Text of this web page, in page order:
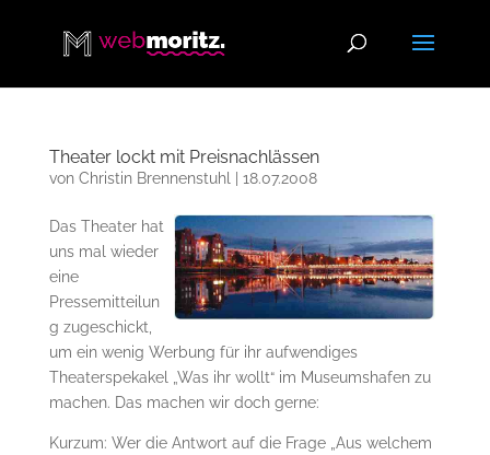
Theater lockt mit Preisnachlässen
von Christin Brennenstuhl 18.07.2008
Das Theater hat
uns mal wieder
eine
Pressemitteilun
g zugeschickt,
um ein wenig Werbung für ihr aufwendiges
Theaterspekakel „Was ihr wollt“ im Museumshafen zu
machen. Das machen wir doch gerne:
Kurzum: Wer die Antwort auf die Frage „Aus welchem